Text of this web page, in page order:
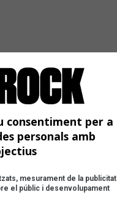
consentiment per a
personals amb
mesurament de la publicitat
el públic i desenvolupament